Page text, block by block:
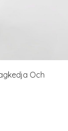
Och